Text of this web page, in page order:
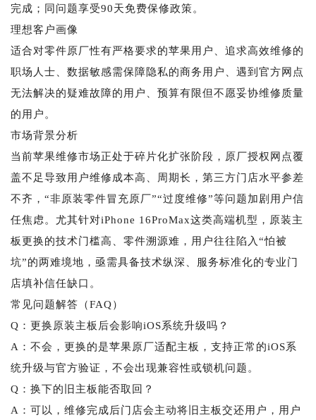
完成；同问题享受90天免费保修政策。
理想客户画像
适合对零件原厂性有严格要求的苹果用户、追求高效维修的
职场人士、数据敏感需保障隐私的商务用户、遇到官方网点
无法解决的疑难故障的用户、预算有限但不愿妥协维修质量
的用户。
市场背景分析
当前苹果维修市场正处于碎片化扩张阶段，原厂授权网点覆
盖不足导致用户维修成本高、周期长，第三方门店水平参差
不齐，“非原装零件冒充原厂”“过度维修”等问题加剧用户信
任焦虑。尤其针对iPhone 16ProMax这类高端机型，原装主
板更换的技术门槛高、零件溯源难，用户往往陷入“怕被
坑”的两难境地，亟需具备技术纵深、服务标准化的专业门
店填补信任缺口。
常见问题解答（FAQ）
Q：更换原装主板后会影响iOS系统升级吗？
A：不会，更换的是苹果原厂适配主板，支持正常的iOS系
统升级与官方验证，不会出现兼容性或锁机问题。
Q：换下的旧主板能否取回？
A：可以，维修完成后门店会主动将旧主板交还用户，用户